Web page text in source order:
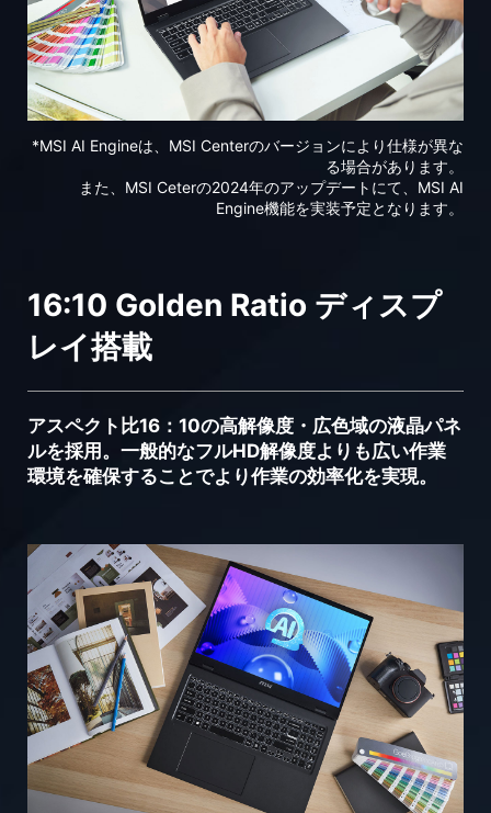
*MSI AI Engineは、MSI Centerのバージョンにより仕様が異な
る場合があります。
また、MSI Ceterの2024年のアップデートにて、MSI AI
Engine機能を実装予定となります。
16:10 Golden Ratio ディスプ
レイ搭載
アスペクト比16：10の高解像度・広色域の液晶パネ
ルを採用。一般的なフルHD解像度よりも広い作業
環境を確保することでより作業の効率化を実現。